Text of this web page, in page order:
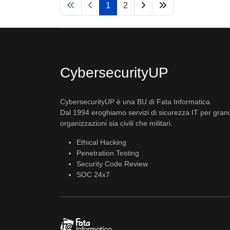
1 2
CybersecurityUP
CybersecurityUP è una BU di Fata Informatica.
Dal 1994 eroghiamo servizi di sicurezza IT per
organizzazioni sia civili che militari.
Ethical Hacking
Penetration Testing
Security Code Review
SOC 24x7